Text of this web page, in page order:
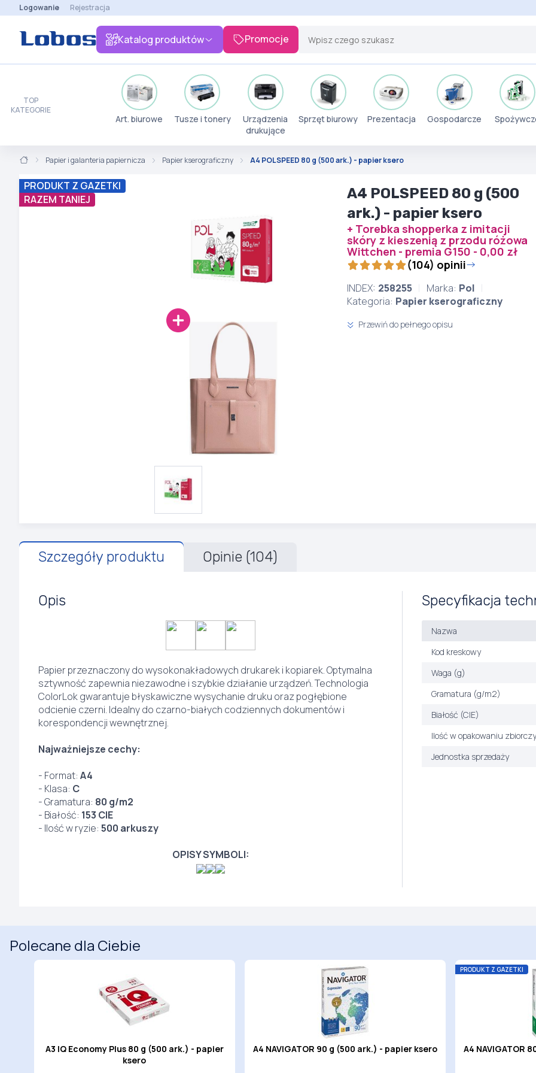
Logowanie Rejestracja
Katalog produktów Promocje
TOP
KATEGORIE
Art. biurowe Tusze i tonery
Urządzenia
drukujące
Sprzęt biurowy Prezentacja Gospodarcze
Papier i galanteria papiernicza Papier kserograficzny A4 POLSPEED 80 g (500 ark.) - papier ksero
PRODUKT Z GAZETKI
RAZEM TANIEJ
A4 POLSPEED 80 g (500
ark.) - papier ksero
+ Torebka shopperka z imitacji
skóry z kieszenią z przodu różowa
Wittchen - premia G150 - 0,00 zł
(104) opinii
INDEX: 258255 Marka: Pol
Kategoria: Papier kserograficzny
Przewiń do pełnego opisu
Szczegóły produktu Opinie (104)
Opis
Papier przeznaczony do wysokonakładowych drukarek i kopiarek. Optymalna
sztywność zapewnia niezawodne i szybkie działanie urządzeń. Technologia
ColorLok gwarantuje błyskawiczne wysychanie druku oraz pogłębione
odcienie czerni. Idealny do czarno-białych codziennych dokumentów i
korespondencji wewnętrznej.
Najważniejsze cechy:
- Format: A4
- Klasa: C
- Gramatura: 80 g/m2
- Białość: 153 CIE
- Ilość w ryzie: 500 arkuszy
OPISY SYMBOLI:
Specyfikacja
Nazwa
Kod kreskowy
Waga (g)
Gramatura (g/m2)
Białość (CIE)
Ilość w opakowaniu
Jednostka sprzedaży
Polecane dla Ciebie
A3 IQ Economy Plus 80 g (500 ark.) - papier
ksero
A4 NAVIGATOR 90 g (500 ark.) - papier ksero
PRODUKT Z GAZETKI
A4 NAVIGATOR